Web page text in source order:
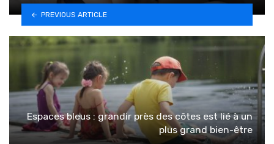
PREVIOUS ARTICLE
Espaces bleus : grandir près des côtes est lié à un
plus grand bien-être